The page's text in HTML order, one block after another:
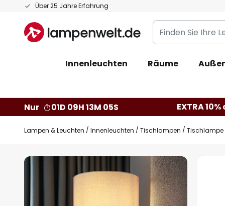
Über 25 Jahre Erfahrung
Zum
springen
Finden
Sie
Leuchte...
Innenleuchten Räume
Nur 01D 09H 13M 04S EXTRA
Lampen & Leuchten Innenleuchten Tischlampen Tischlampe
Zum
Bildgalerie